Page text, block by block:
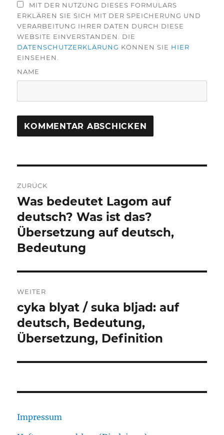
MIT DER NUTZUNG DIESES FORMULARS
ERKLÄREN SIE SICH MIT DER SPEICHERUNG UND
VERARBEITUNG IHRER DATEN DURCH DIESE
WEBSITE EINVERSTANDEN. DIE
DATENSCHUTZERKLÄRUNG KÖNNEN SIE HIER
EINSEHEN.
NAME
ZURÜCK
Vorheriger
Beitrag:
Was bedeutet Lagom auf
deutsch? Was ist das?
Übersetzung auf deutsch,
Bedeutung
WEITER
Nächster
Beitrag:
cyka blyat / suka bljad: auf
deutsch, Bedeutung,
Übersetzung, Definition
Impressum